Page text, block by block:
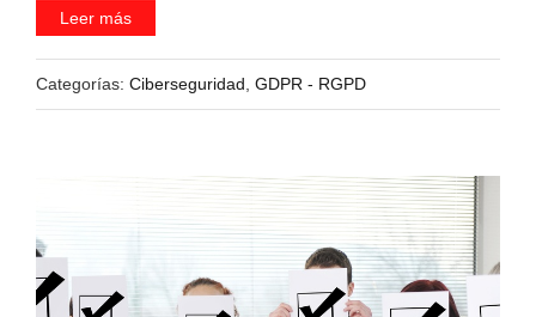
Leer más
Categorías: Ciberseguridad GDPR - RGPD